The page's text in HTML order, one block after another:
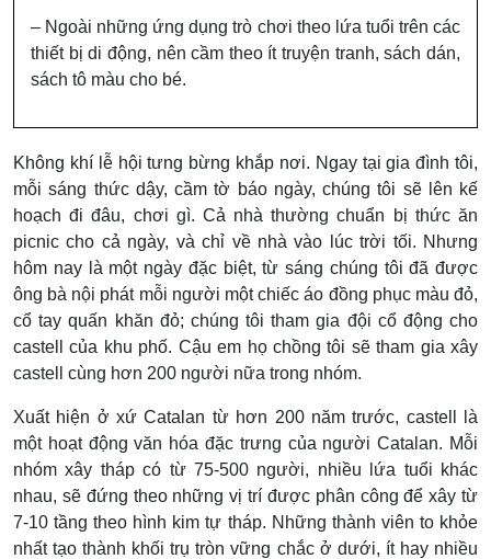
– Ngoài những ứng dụng trò chơi theo lứa tuổi trên các
thiết bị di động, nên cầm theo ít truyện tranh, sách dán,
sách tô màu cho bé.
Không khí lễ hội tưng bừng khắp nơi. Ngay tại gia đình tôi,
mỗi sáng thức dậy, cầm tờ báo ngày, chúng tôi sẽ lên kế
hoạch đi đâu, chơi gì. Cả nhà thường chuẩn bị thức ăn
picnic cho cả ngày, và chỉ về nhà vào lúc trời tối. Nhưng
hôm nay là một ngày đặc biệt, từ sáng chúng tôi đã được
ông bà nội phát mỗi người một chiếc áo đồng phục màu đỏ,
cổ tay quấn khăn đỏ; chúng tôi tham gia đội cổ động cho
castell của khu phố. Cậu em họ chồng tôi sẽ tham gia xây
castell cùng hơn 200 người nữa trong nhóm.
Xuất hiện ở xứ Catalan từ hơn 200 năm trước, castell là
một hoạt động văn hóa đặc trưng của người Catalan. Mỗi
nhóm xây tháp có từ 75-500 người, nhiều lứa tuổi khác
nhau, sẽ đứng theo những vị trí được phân công để xây từ
7-10 tầng theo hình kim tự tháp. Những thành viên to khỏe
nhất tạo thành khối trụ tròn vững chắc ở dưới, ít hay nhiều